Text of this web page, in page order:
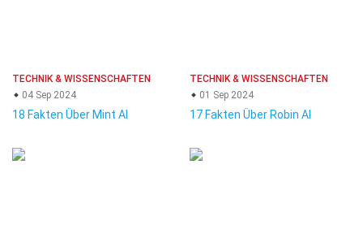
TECHNIK & WISSENSCHAFTEN
04 Sep 2024
18 Fakten Über Mint AI
TECHNIK & WISSENSCHAFTEN
01 Sep 2024
17 Fakten Über Robin AI